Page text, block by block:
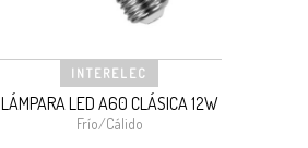
INTERELEC
LÁMPARA LED A60 CLÁSICA 12W
Frío/Cálido